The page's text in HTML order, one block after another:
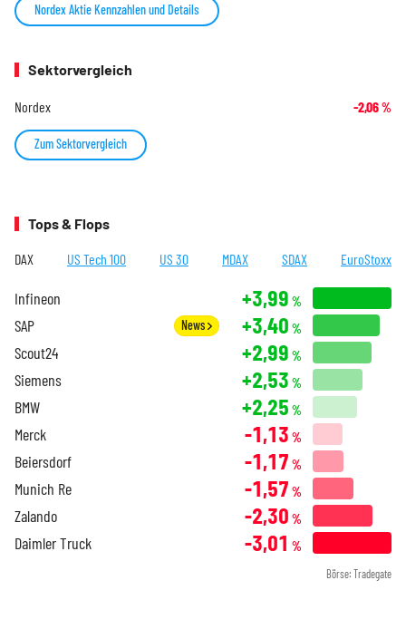
Nordex Aktie Kennzahlen und Details
Sektorvergleich
Nordex -2,06%
Zum Sektorvergleich
Tops & Flops
DAX US Tech 100 US 30 MDAX SDAX EuroStoxx
Infineon +3,99 %
SAP News +3,40 %
Scout24 +2,99 %
Siemens +2,53 %
BMW +2,25 %
Merck -1,13 %
Beiersdorf -1,17 %
Munich Re -1,57 %
Zalando -2,30 %
Daimler Truck -3,01 %
Börse: Tradegate